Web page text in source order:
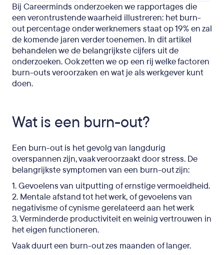
Bij Careerminds onderzoeken we rapportages die
een verontrustende waarheid illustreren: het burn-
out percentage onder werknemers staat op 19% en zal
de komende jaren verder toenemen. In dit artikel
behandelen we de belangrijkste cijfers uit de
onderzoeken. Ook zetten we op een rij welke factoren
burn-outs veroorzaken en wat je als werkgever kunt
doen.
Wat is een burn-out?
Een burn-out is het gevolg van langdurig
overspannen zijn, vaak veroorzaakt door stress. De
belangrijkste symptomen van een burn-out zijn:
1. Gevoelens van uitputting of ernstige vermoeidheid.
2. Mentale afstand tot het werk, of gevoelens van
negativisme of cynisme gerelateerd aan het werk
3. Verminderde productiviteit en weinig vertrouwen in
het eigen functioneren.
Vaak duurt een burn-out zes maanden of langer.
Wat is een burn-out?
Burn-out onderzoeken wereldwijd schetsen een
verontrustend beeld
Wat veroorzaakt burn-out klachten onder
werknemers?
Burn-out en ontslag: wat je als werkgever kan